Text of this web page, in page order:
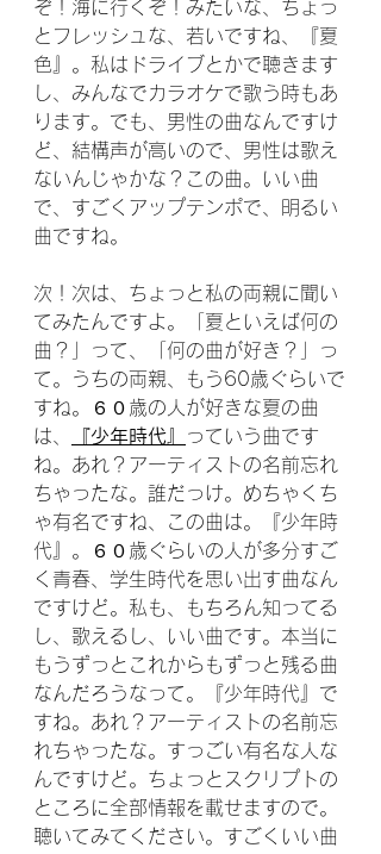
ぞ！海に行くぞ！みたいな、ちょっ
とフレッシュな、若いですね、『夏
色』。私はドライブとかで聴きます
し、みんなでカラオケで歌う時もあ
ります。でも、男性の曲なんですけ
ど、結構声が高いので、男性は歌え
ないんじゃかな？この曲。いい曲
で、すごくアップテンポで、明るい
曲ですね。
次！次は、ちょっと私の両親に聞い
てみたんですよ。「夏といえば何の
曲？」って、「何の曲が好き？」っ
て。うちの両親、もう60歳ぐらいで
すね。６０歳の人が好きな夏の曲
は、
『少年時代』
っていう曲です
ね。あれ？アーティストの名前忘れ
ちゃったな。誰だっけ。めちゃくち
ゃ有名ですね、この曲は。『少年時
代』。６０歳ぐらいの人が多分すご
く青春、学生時代を思い出す曲なん
ですけど。私も、もちろん知ってる
し、歌えるし、いい曲です。本当に
もうずっとこれからもずっと残る曲
なんだろうなって。『少年時代』で
すね。あれ？アーティストの名前忘
れちゃったな。すっごい有名な人な
んですけど。ちょっとスクリプトの
ところに全部情報を載せますので。
聴いてみてください。すごくいい曲